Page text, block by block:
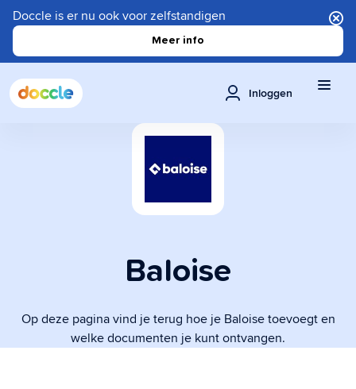
Doccle is er nu ook voor zelfstandigen
Meer info
Inloggen
Baloise
Op deze pagina vind je terug hoe je Baloise toevoegt en
welke documenten je kunt ontvangen.